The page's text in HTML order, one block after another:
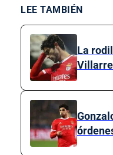
LEE TAMBIÉN
La